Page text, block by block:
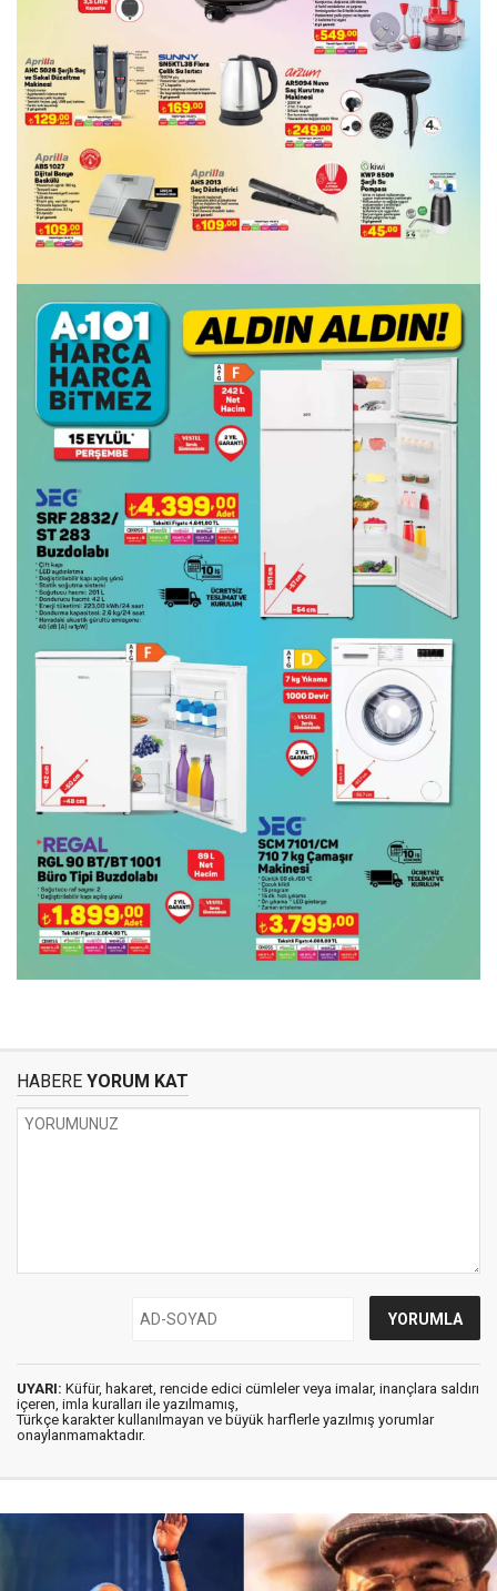
HABERE YORUM KAT
UYARI: Küfür, hakaret, rencide edici cümleler veya imalar, inançlara saldırı
içeren, imla kuralları ile yazılmamış,
Türkçe karakter kullanılmayan ve büyük harflerle yazılmış yorumlar
onaylanmamaktadır.